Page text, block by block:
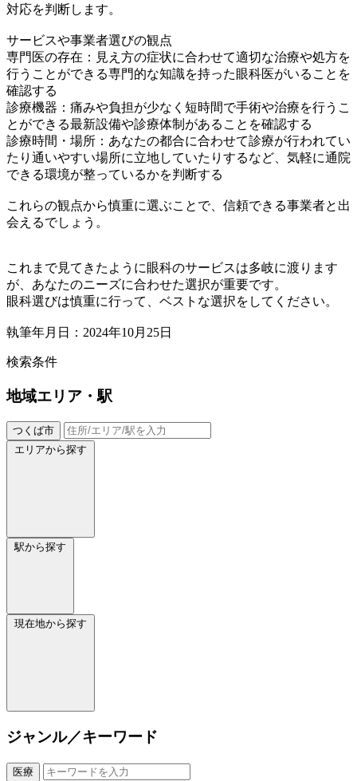
対応を判断します。
サービスや事業者選びの観点
専門医の存在：見え方の症状に合わせて適切な治療や処方を
行うことができる専門的な知識を持った眼科医がいることを
確認する
診療機器：痛みや負担が少なく短時間で手術や治療を行うこ
とができる最新設備や診療体制があることを確認する
診療時間・場所：あなたの都合に合わせて診療が行われてい
たり通いやすい場所に立地していたりするなど、気軽に通院
できる環境が整っているかを判断する
これらの観点から慎重に選ぶことで、信頼できる事業者と出
会えるでしょう。
これまで見てきたように眼科のサービスは多岐に渡ります
が、あなたのニーズに合わせた選択が重要です。
眼科選びは慎重に行って、ベストな選択をしてください。
執筆年月日：2024年10月25日
検索条件
地域エリア・駅
つくば市
エリアから探す
駅から探す
現在地から探す
ジャンル／キーワード
医療